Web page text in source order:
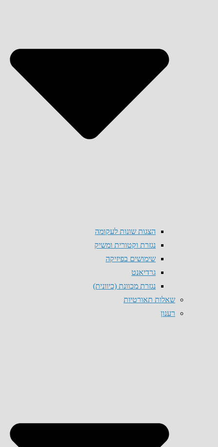
הצגות שונות לעקומה
נגזרת וקטורית ומשיק
שימושים בפיזיקה
גרדיאנט
נגזרת מכוונת (כיוונית)
שאלות תאורטיות
רענון